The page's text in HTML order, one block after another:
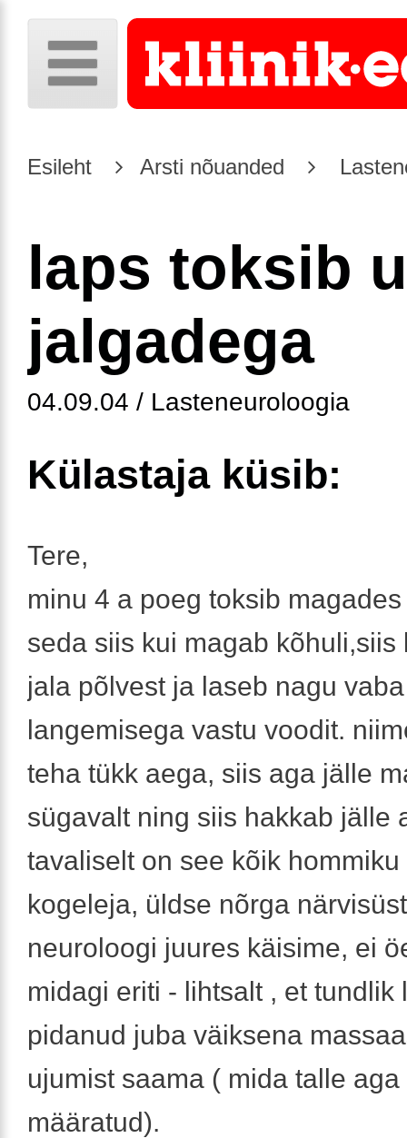
Esileht Arsti nõuanded
laps toksib
jalgadega
04.09.04 / Lasteneuroloogia
Külastaja küsib:
Tere,
minu 4 a poeg toksib
seda siis kui magab kõhuli,siis
jala põlvest ja laseb nagu vaba
langemisega vastu voodit.
teha tükk aega, siis aga jälle
sügavalt ning siis hakkab jälle
tavaliselt on see kõik
kogeleja, üldse nõrga
neuroloogi juures käisime, ei
midagi eriti - lihtsalt , et tundlik
pidanud juba väiksena
ujumist saama ( mida talle aga
määratud).